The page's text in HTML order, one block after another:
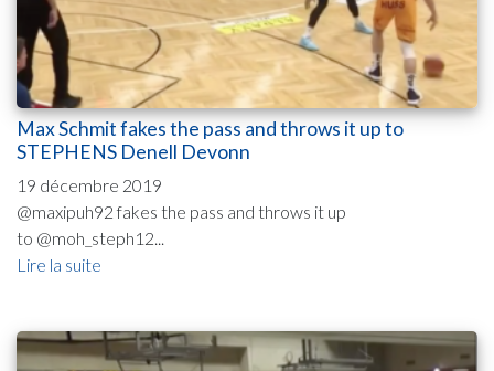
Max Schmit fakes the pass and throws it up to
STEPHENS Denell Devonn
19 décembre 2019
@maxipuh92 fakes the pass and throws it up
to @moh_steph12...
Lire la suite